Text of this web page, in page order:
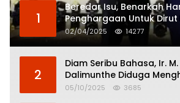
1
Beredar Isu, Benarkah
Penghargaan Untuk Dirut
02/04/2025 14277
2
Diam Seribu Bahasa, Ir.
Dalimunthe Diduga
Pertanggungjawaban
05/10/2025 3685